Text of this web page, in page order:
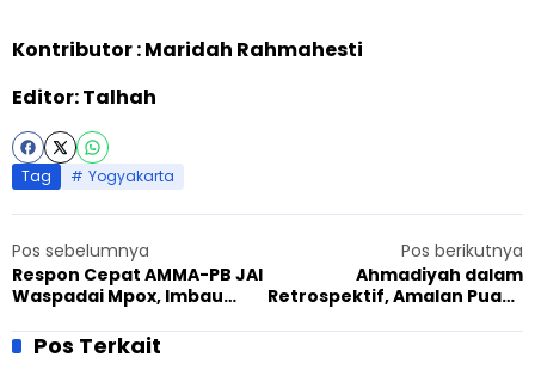
Kontributor : Maridah Rahmahesti
Editor: Talhah
Tag Yogyakarta
Pos sebelumnya
Respon Cepat AMMA-PB JAI
Waspadai Mpox, Imbau
Kesehatan
Pos berikutnya
Ahmadiyah dalam
Retrospektif, Amalan Puasa
Kemerdekaan Indonesia
Pos Terkait